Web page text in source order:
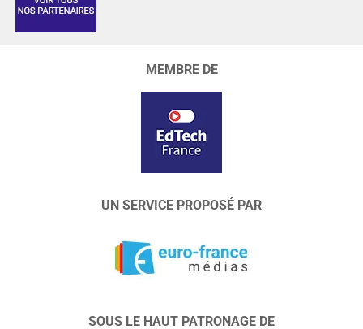
MEMBRE DE
UN SERVICE PROPOSÉ PAR
SOUS LE HAUT PATRONAGE DE